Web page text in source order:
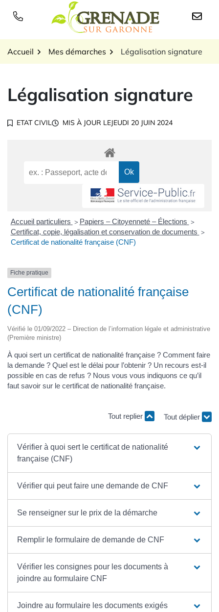
Logo Grenade sur
Accueil Mes démarches Légalisation signature
Légalisation signature
ETAT CIVIL MIS À JOUR LEJEUDI 20 JUIN 2024
Accueil particuliers > Papiers – Citoyenneté – Élections >
Certificat, copie, légalisation et conservation de documents >
Certificat de nationalité française (CNF)
Fiche pratique
Certificat de nationalité française
(CNF)
Vérifié le 01/09/2022 – Direction de l’information légale et administrative
(Première ministre)
À quoi sert un certificat de nationalité française ? Comment faire
la demande ? Quel est le délai pour l’obtenir ? Un recours est-il
possible en cas de refus ? Nous vous vous indiquons ce qu’il
faut savoir sur le certificat de nationalité française.
Tout replier Tout déplier
Vérifier à quoi sert le certificat de nationalité
française (CNF)
Vérifier qui peut faire une demande de CNF
Se renseigner sur le prix de la démarche
Remplir le formulaire de demande de CNF
Vérifier les consignes pour les documents à
joindre au formulaire CNF
Joindre au formulaire les documents exigés